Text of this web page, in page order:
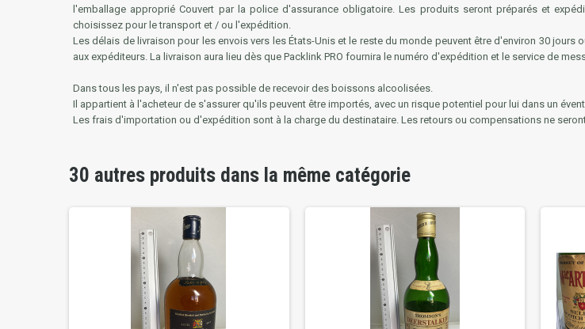
l'emballage approprié Couvert par la police d'assurance obligatoire. Les produits seront préparés et
choisissez pour le transport et / ou l'expédition.
Les délais de livraison pour les envois vers les États-Unis et le reste du monde peuvent être d'environ 30
aux expéditeurs. La livraison aura lieu dès que Packlink PRO fournira le numéro d'expédition et le service de
Dans tous les pays, il n'est pas possible de recevoir des boissons alcoolisées.
Il appartient à l'acheteur de s'assurer qu'ils peuvent être importés, avec un risque potentiel pour lui dans un
Les frais d'importation ou d'expédition sont à la charge du destinataire. Les retours ou compensations ne
30 autres produits dans la même catégorie